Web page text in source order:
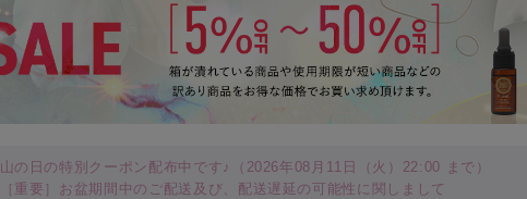
山の日の特別クーポン配布中です♪（2026年08月11日（火）22:00 まで）
［重要］お盆期間中のご配送及び、配送遅延の可能性に関しまして